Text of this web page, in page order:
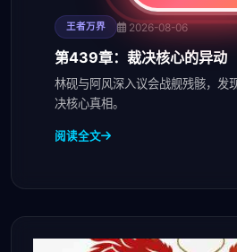
王者万界 2026-08-06
第439章：裁决核心的异动
林砚与阿风深入议会战舰残骸，发
决核心真相。
阅读全文